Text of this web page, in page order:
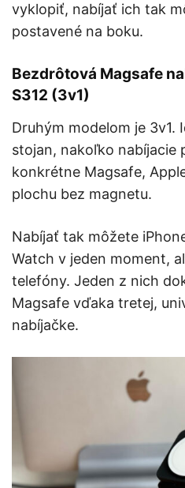
vyklopiť, nabíjať ich tak
postavené na boku.
Bezdrôtová Magsafe
S312 (3v1)
Druhým modelom je 3v1.
stojan, nakoľko nabíjacie
konkrétne Magsafe,
plochu bez magnetu.
Nabíjať tak môžete
Watch v jeden moment,
telefóny. Jeden z nich
Magsafe vďaka tretej,
nabíjačke.